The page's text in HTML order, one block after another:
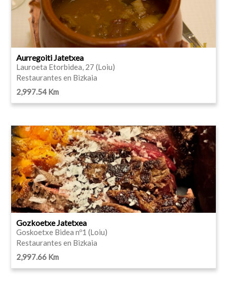
Aurregoiti Jatetxea
Lauroeta Etorbidea, 27 (Loiu)
Restaurantes en Bizkaia
2,997.54 Km
Gozkoetxe Jatetxea
Goskoetxe Bidea nº1 (Loiu)
Restaurantes en Bizkaia
2,997.66 Km